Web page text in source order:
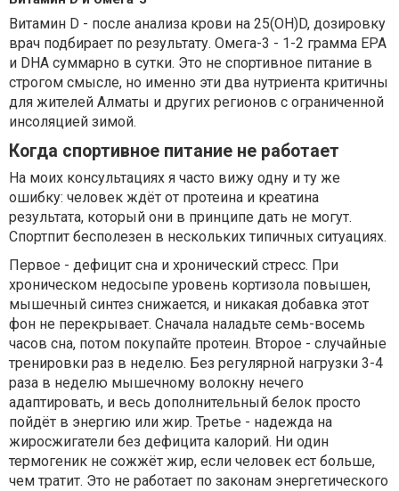
Витамин D - после анализа крови на 25(OH)D, дозировку
врач подбирает по результату. Омега-3 - 1-2 грамма EPA
и DHA суммарно в сутки. Это не спортивное питание в
строгом смысле, но именно эти два нутриента критичны
для жителей Алматы и других регионов с ограниченной
инсоляцией зимой.
Когда спортивное питание не работает
На моих консультациях я часто вижу одну и ту же
ошибку: человек ждёт от протеина и креатина
результата, который они в принципе дать не могут.
Спортпит бесполезен в нескольких типичных ситуациях.
Первое - дефицит сна и хронический стресс. При
хроническом недосыпе уровень кортизола повышен,
мышечный синтез снижается, и никакая добавка этот
фон не перекрывает. Сначала наладьте семь-восемь
часов сна, потом покупайте протеин. Второе - случайные
тренировки раз в неделю. Без регулярной нагрузки 3-4
раза в неделю мышечному волокну нечего
адаптировать, и весь дополнительный белок просто
пойдёт в энергию или жир. Третье - надежда на
жиросжигатели без дефицита калорий. Ни один
термогеник не сожжёт жир, если человек ест больше,
чем тратит. Это не работает по законам энергетического